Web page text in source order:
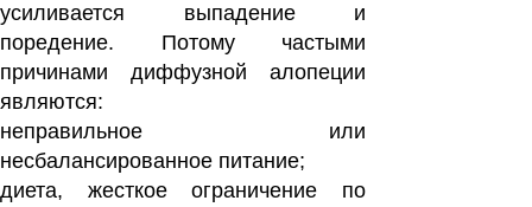
усиливается выпадение и
поредение. Потому частыми
причинами диффузной алопеции
являются:
неправильное или
несбалансированное питание;
диета, жесткое ограничение по